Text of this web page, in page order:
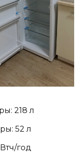
218 л
52 л
год